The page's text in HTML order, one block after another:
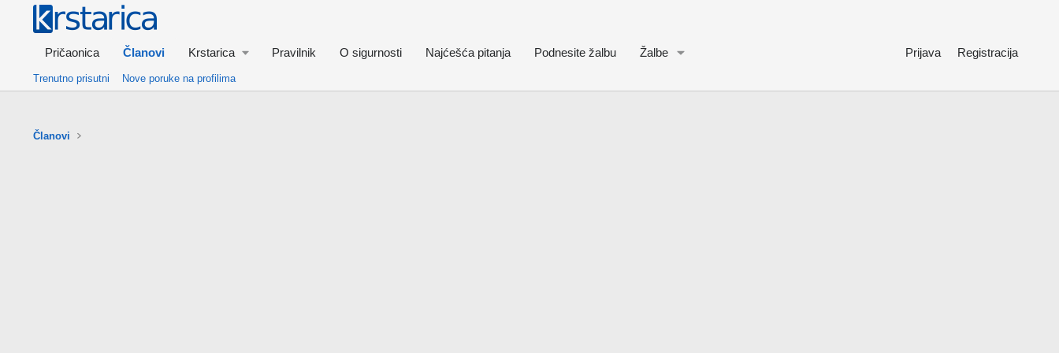
Pričaonica Članovi Krstarica Pravilnik O sigurnosti Najćešća pitanja Podnesite žalbu Žalbe Prijava Registracija
Trenutno prisutni Nove poruke na profilima
Članovi